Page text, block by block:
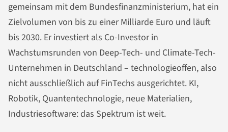
gemeinsam mit dem Bundesfinanzministerium, hat ein
Zielvolumen von bis zu einer Milliarde Euro und läuft
bis 2030. Er investiert als Co-Investor in
Wachstumsrunden von Deep-Tech- und Climate-Tech-
Unternehmen in Deutschland – technologieoffen, also
nicht ausschließlich auf FinTechs ausgerichtet. KI,
Robotik, Quantentechnologie, neue Materialien,
Industriesoftware: das Spektrum ist weit.